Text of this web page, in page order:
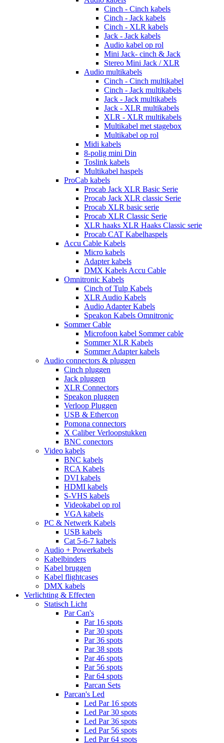
Cinch - Cinch kabels
Cinch - Jack kabels
Cinch - XLR kabels
Jack - Jack kabels
Audio kabel op rol
Mini Jack- cinch & Jack
Stereo Mini Jack / XLR
Audio multikabels
Cinch - Cinch multikabel
Cinch - Jack multikabels
Jack - Jack multikabels
Jack - XLR multikabels
XLR - XLR multikabels
Multikabel met stagebox
Multikabel op rol
Midi kabels
8-polig mini Din
Toslink kabels
Multikabel haspels
ProCab kabels
Procab Jack XLR Basic Serie
Procab Jack XLR classic Serie
Procab XLR basic serie
Procab XLR Classic Serie
XLR haaks XLR Haaks Classic serie
Procab CAT Kabelhaspels
Accu Cable Kabels
Micro kabels
Adapter kabels
DMX Kabels Accu Cable
Omnitronic Kabels
Cinch of Tulp Kabels
XLR Audio Kabels
Audio Adapter Kabels
Speakon Kabels Omnitronic
Sommer Cable
Microfoon kabel Sommer cable
Sommer XLR Kabels
Sommer Adapter kabels
Audio connectors & pluggen
Cinch pluggen
Jack pluggen
XLR Connectors
Speakon pluggen
Verloop Pluggen
USB & Ethercon
Pomona connectors
X Caliber Verloopstukken
BNC conectors
Video kabels
BNC kabels
RCA Kabels
DVI kabels
HDMI kabels
S-VHS kabels
Videokabel op rol
VGA kabels
PC & Netwerk Kabels
USB kabels
Cat 5-6-7 kabels
Audio + Powerkabels
Kabelbinders
Kabel bruggen
Kabel flightcases
DMX kabels
Verlichting & Effecten
Statisch Licht
Par Can's
Par 16 spots
Par 30 spots
Par 36 spots
Par 38 spots
Par 46 spots
Par 56 spots
Par 64 spots
Parcan Sets
Parcan's Led
Led Par 16 spots
Led Par 30 spots
Led Par 36 spots
Led Par 56 spots
Led Par 64 spots